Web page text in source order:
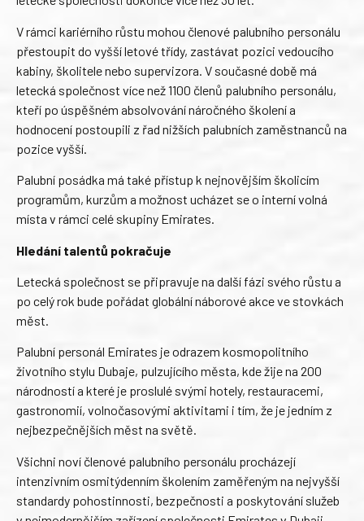
V rámci kariérního růstu mohou členové palubního personálu
přestoupit do vyšší letové třídy, zastávat pozici vedoucího
kabiny, školitele nebo supervizora. V současné době má
letecká společnost více než 1100 členů palubního personálu,
kteří po úspěšném absolvování náročného školení a
hodnocení postoupili z řad nižších palubních zaměstnanců na
pozice vyšší.
Palubní posádka má také přístup k nejnovějším školicím
programům, kurzům a možnost ucházet se o interní volná
místa v rámci celé skupiny Emirates.
Hledání talentů pokračuje
Letecká společnost se připravuje na další fázi svého růstu a
po celý rok bude pořádat globální náborové akce ve stovkách
měst.
Palubní personál Emirates je odrazem kosmopolitního
životního stylu Dubaje, pulzujícího města, kde žije na 200
národností a které je proslulé svými hotely, restauracemi,
gastronomií, volnočasovými aktivitami i tím, že je jedním z
nejbezpečnějších měst na světě.
Všichni noví členové palubního personálu procházejí
intenzivním osmitýdenním školením zaměřeným na nejvyšší
standardy pohostinnosti, bezpečnosti a poskytování služeb